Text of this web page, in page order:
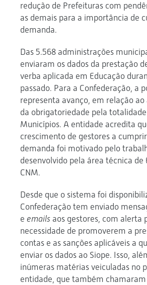
redução de Prefeituras com
as demais para a importância de
demanda.
Das 5.568 administrações
enviaram os dados da prestação
verba aplicada em Educação
passado. Para a Confederação, a
representa avanço, em relação
da obrigatoriedade pela
Municípios. A entidade acredita
crescimento de gestores a
demanda foi motivado pelo
desenvolvido pela área técnica de
CNM.
Desde que o sistema foi
Confederação tem enviado
e emails aos gestores, com alerta
necessidade de promoverem a
contas e as sanções aplicáveis a
enviar os dados ao Siope. Isso,
inúmeras matérias veiculadas no
entidade, que também